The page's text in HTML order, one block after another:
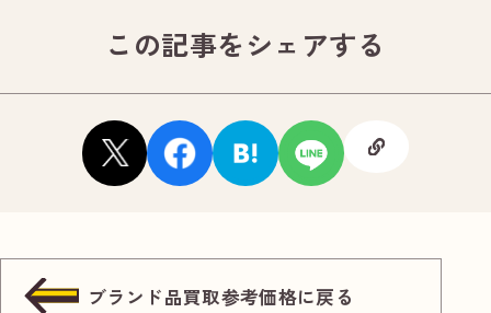
この記事をシェアする
ブランド品買取参考価格に戻る